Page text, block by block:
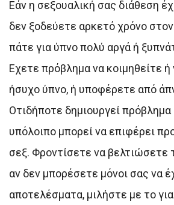
Εάν η σεξουαλική σας διάθεση
δεν ξοδεύετε αρκετό χρόνο
πάτε για ύπνο πολύ αργά ή
Εχετε πρόβλημα να κοιμηθείτε
ήσυχο ύπνο, ή υποφέρετε από
Οτιδήποτε δημιουργεί πρόβλημα
υπόλοιπο μπορεί να επιφέρει
σεξ. Φροντίσετε να βελτιώσετε
αν δεν μπορέσετε μόνοι σας να
αποτελέσματα, μιλήστε με το